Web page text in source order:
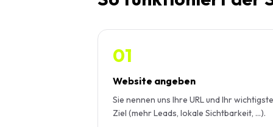
01
Website angeben
Sie nennen uns Ihre URL und Ihr
Ziel (mehr Leads, lokale Sichtbarkeit, …).